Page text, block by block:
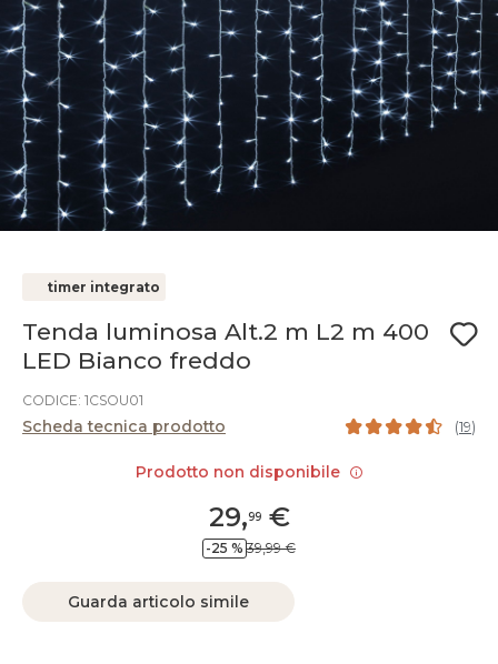
timer integrato
Tenda luminosa Alt.2 m L2 m 400
LED Bianco freddo
CODICE: 1CSOU01
Scheda tecnica prodotto (19)
29,99€
-25 % 39,99 €
Guarda articolo simile